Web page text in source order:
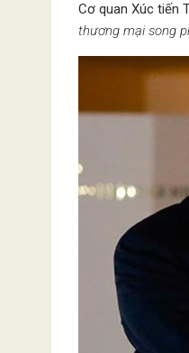
Cơ quan Xúc tiến
thương mại song